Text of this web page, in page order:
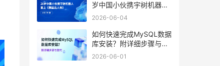
岁中国小伙携宇树机器人
登上《美国达人秀》
2026-06-04
如何快速完成MySQL数据
库安装？附详细步骤与技
巧
2026-06-01